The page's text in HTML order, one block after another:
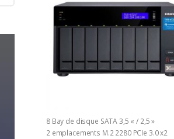
8 Bay de disque SATA 3,5 « / 2,5 »
2 emplacements M.2 2280 PCIe 3.0 x2